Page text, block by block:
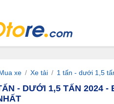
xe / Xe tải / 1 tấn - dưới 1,5
- DƯỚI 1,5 TẤN 2024 -